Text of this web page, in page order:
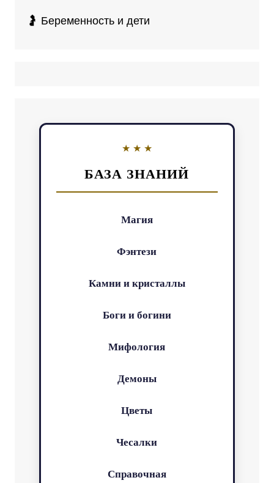
🤰 Беременность и дети
БАЗА ЗНАНИЙ
Магия
Фэнтези
Камни и кристаллы
Боги и богини
Мифология
Демоны
Цветы
Чесалки
Справочная